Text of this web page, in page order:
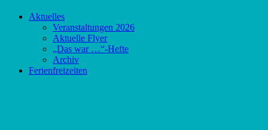
Aktuelles
Veranstaltungen 2026
Aktuelle Flyer
„Das war …“-Hefte
Archiv
Ferienfreizeiten